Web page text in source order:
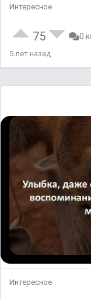
Интересное
75 0
5 лет назад
Интересное